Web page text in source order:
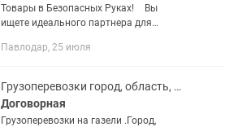
Товары в Безопасных Руках! Вы
ищете идеального партнера для
надежный путь к успешной доставке!
Павлодар, 25 июля
Грузоперевозки город, область, По КАЗАХСТАНУ
Договорная
Грузоперевозки на газели .Город,